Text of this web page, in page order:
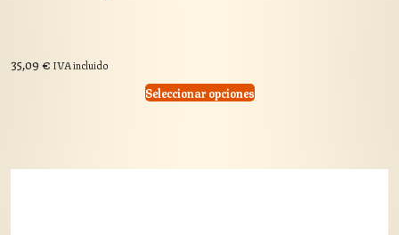
35,09€ IVA incluido
Seleccionar opciones